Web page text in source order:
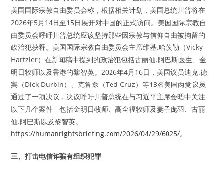
美国国际宗教自由委员会称，根据相关计划，美国总统川普将在
2026年5月14日至15日展开对中国的正式访问。美国国际宗教自
由委员会呼吁川普总统应该坚持那些因宗教与信仰自由被拘留的
政治犯获释。美国国际宗教自由委员会主席维基.哈茨勒（Vicky
Hartzler）在新闻稿中提到的政治犯包括古丽仙.阿巴斯医生、金
明日牧师以及香港的黎智英。2026年4月16日，美国议员迪克.德
宾（Dick Durbin）、克鲁兹（Ted Cruz）等13名美国两党议员
通过了一项决议，决议呼吁川普总统在与习近平主席会晤中关注
以下几个案件，包括金明日牧师、高全福牧师及妻子庞羽、古丽
仙.阿巴斯以及黎智英。
https://humanrightsbriefing.com/2026/04/29/6025/。
三、打击电信诈骗有组织犯罪